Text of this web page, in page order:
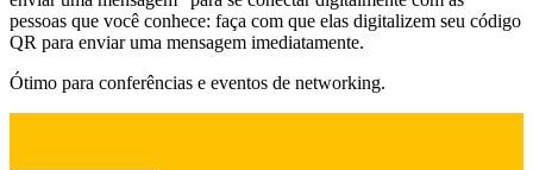
pessoas que você conhece: faça com que elas digitalizem seu código
QR para enviar uma mensagem imediatamente.
Ótimo para conferências e eventos de networking.